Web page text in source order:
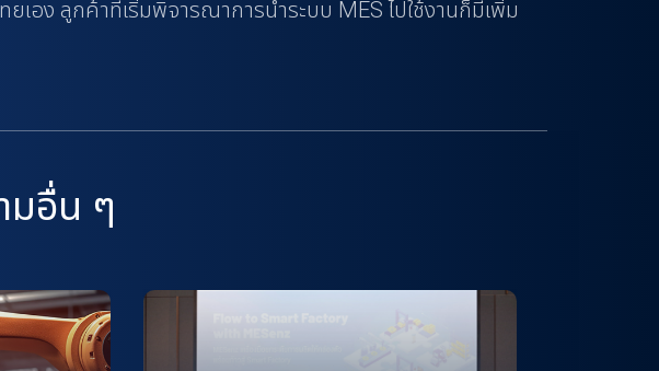
อง ลูกค้าที่เริ่มพิจารณาการนำระบบ MES ไปใช้งานก็มีเพิ่ม
มอื่น ๆ